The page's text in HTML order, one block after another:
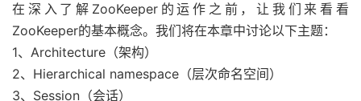
在深入了解ZooKeeper的运作之前，让我们来看看
ZooKeeper的基本概念。我们将在本章中讨论以下主题：
1、Architecture（架构）
2、Hierarchical namespace（层次命名空间）
3、Session（会话）